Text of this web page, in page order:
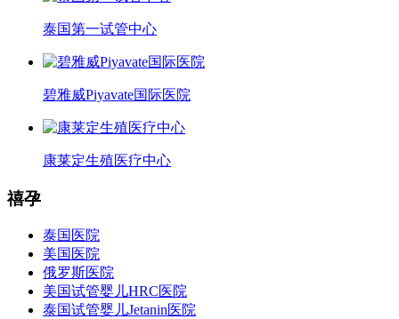
泰国第一试管中心
碧雅威Piyavate国际医院
康莱定生殖医疗中心
禧孕
泰国医院
美国医院
俄罗斯医院
美国试管婴儿HRC医院
泰国试管婴儿Jetanin医院